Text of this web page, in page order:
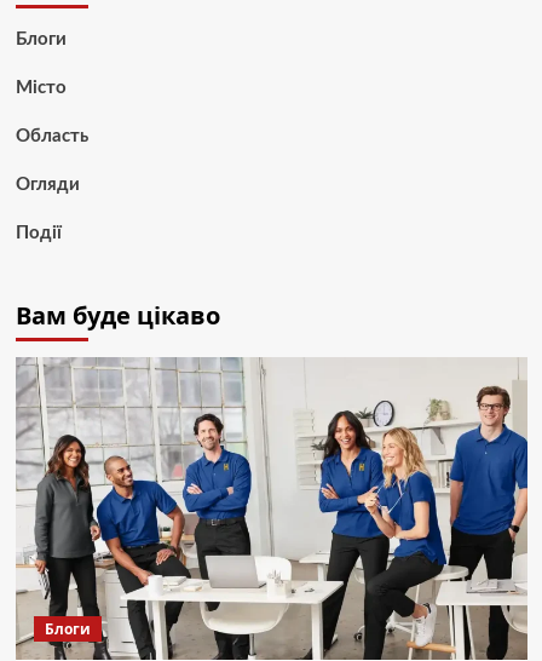
Блоги
Місто
Область
Огляди
Події
Вам буде цікаво
Блоги